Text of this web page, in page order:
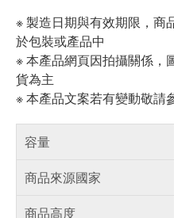
※ 製造日期與有效期限，商
於包裝或產品中
※ 本產品網頁因拍攝關係，
貨為主
※ 本產品文案若有變動敬請
容量
商品來源國家
商品高度